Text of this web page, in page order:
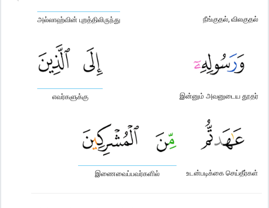
நீங்குதல், விலகுதல்
அல்லாஹ்வின் புறத்திலிருந்து
இன்னும் அவனுடைய தூதர்
எவர்களுக்கு
உடன்படிக்கை செய்தீர்கள்
இணைவைப்பவர்களில்